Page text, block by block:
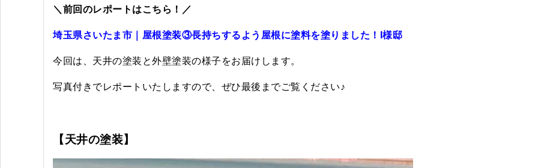
＼前回のレポートはこちら！／
埼玉県さいたま市｜屋根塗装③長持ちするよう屋根に塗料を塗りました！I様邸
今回は、天井の塗装と外壁塗装の様子をお届けします。
写真付きでレポートいたしますので、ぜひ最後までご覧ください♪
【天井の塗装】